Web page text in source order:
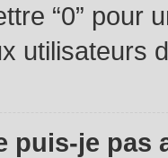
“0” pour
utilisateurs
puis-je pas